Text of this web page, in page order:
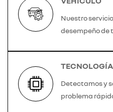
Nuestro
desempeño de
Detectamos y
problema